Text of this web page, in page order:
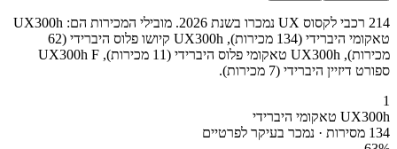
214 רכבי לקסוס UX נמכרו בשנת 2026. מובילי המכירות הם: UX300h
טאקומי היברידי (134 מכירות), UX300h קיושו פלוס היברידי (62
מכירות), UX300h טאקומי פלוס היברידי (11 מכירות), UX300h F
ספורט דיזיין היברידי (7 מכירות).
1
UX300h טאקומי היברידי
134 מסירות · נמכר בעיקר לפרטיים